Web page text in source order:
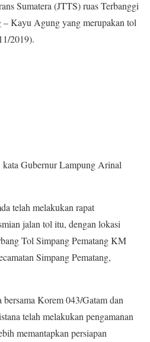
Sumatera (JTTS) ruas Terbanggi
– Kayu Agung yang merupakan tol
2019).
kata Gubernur Lampung Arinal
telah melakukan rapat
jalan tol itu, dengan lokasi
Tol Simpang Pematang KM
Simpang Pematang,
Korem 043/Gatam dan
telah melakukan pengamanan
memantapkan persiapan